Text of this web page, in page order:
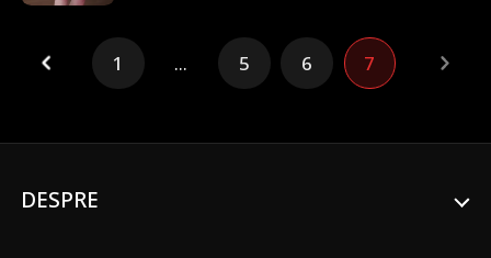
1 ... 5 6 7
DESPRE